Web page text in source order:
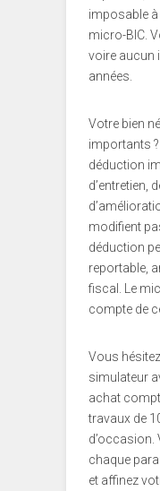
imposable à
micro-BIC.
voire aucun
années.
Votre bien
importants
déduction
d’entretien,
modifient
déduction
reportable,
fiscal. Le
compte de
Vous
simulateur
achat
travaux de
d’occasion.
chaque
et affinez